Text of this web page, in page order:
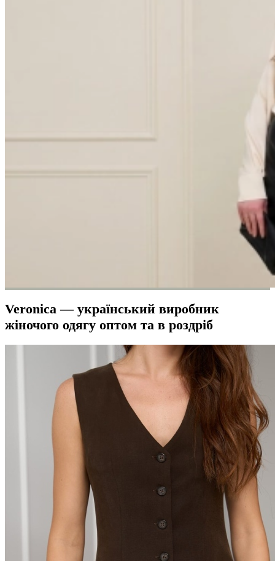
Veronica — український виробник
жіночого одягу оптом та в роздріб